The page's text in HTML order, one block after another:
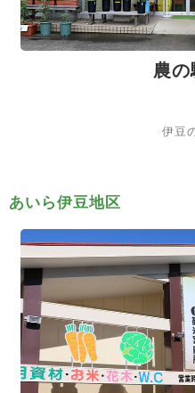
農の
伊豆
あいら伊豆地区